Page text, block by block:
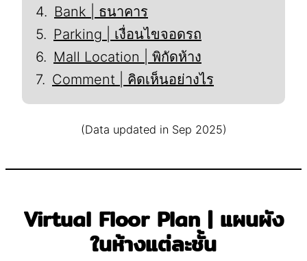
Bank | ธนาคาร
Parking | เงื่อนไขจอดรถ
Mall Location | พิกัดห้าง
Comment | คิดเห็นอย่างไร
(Data updated in Sep 2025)
Virtual Floor Plan | แผนผัง
ในห้างแต่ละชั้น